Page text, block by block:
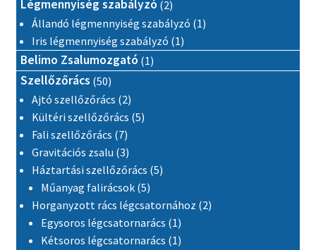
Légmennyiség szabályzó 2
Állandó légmennyiség szabályzó 11 termék
Iris légmennyiség szabályzó 11 termék
Belimo Zsalumozgató 11 termék
Szellőzőrács 5050 termék
Ajtó szellőzőrács 22 termék
Kültéri szellőzőrács 55 termék
Fali szellőzőrács 77 termék
Gravitációs zsalu 33 termék
Háztartási szellőzőrács 55 termék
Műanyag falirácsok 55 termék
Horganyzott rács légcsatornához 22 termék
Egysoros légcsatornarács 11 termék
Kétsoros légcsatornarács 11 termék